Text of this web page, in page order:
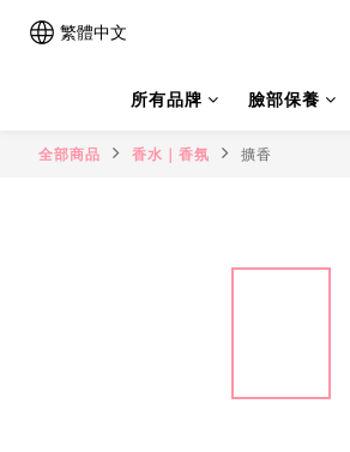
繁體中文
所有品牌 臉部保養
全部商品 香水｜香氛 擴香